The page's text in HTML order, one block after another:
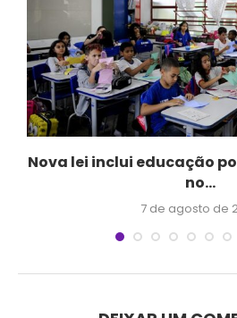
Nova lei inclui educação
no...
7 de agosto de